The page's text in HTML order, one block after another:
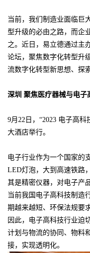
当前，我们制造业面临巨
型升级的必由之路，而企
之。近日，易立德通过主
论坛，聚焦数字化转型升
流数字化转型新思想、探
深圳 聚焦医疗器械与电子
9月22日，“2023 电子高
大酒店举行。
电子行业作为一个国家的
LED灯泡，大到高速铁路
其是精密仪器，对电子产
当前我国电子高科技制造
期越来越短、环保法规要
因此，电子高科技行业迫
计划与物流的协同、物料
接，实现透明化。